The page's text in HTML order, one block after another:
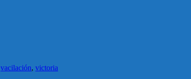
vacilación, victoria